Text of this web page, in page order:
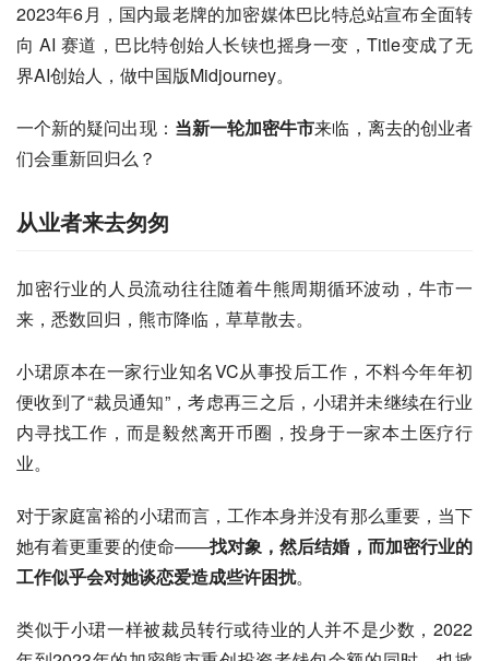
2023年6月，国内最老牌的加密媒体巴比特总站宣布全面转
向 AI 赛道，巴比特创始人长铗也摇身一变，Title变成了无
界AI创始人，做中国版Midjourney。
一个新的疑问出现： 当新一轮加密牛市来临，离去的创业者
们会重新回归么？
从业者来去匆匆
加密行业的人员流动往往随着牛熊周期循环波动，牛市一
来，悉数回归，熊市降临，草草散去。
小珺原本在一家行业知名VC从事投后工作，不料今年年初
便收到了“裁员通知”，考虑再三之后，小珺并未继续在行业
内寻找工作，而是毅然离开币圈，投身于一家本土医疗行
业。
对于家庭富裕的小珺而言，工作本身并没有那么重要，当下
她有着更重要的使命——找对象，然后结婚，而加密行业的
工作似乎会对她谈恋爱造成些许困扰。
类似于小珺一样被裁员转行或待业的人并不是少数，2022